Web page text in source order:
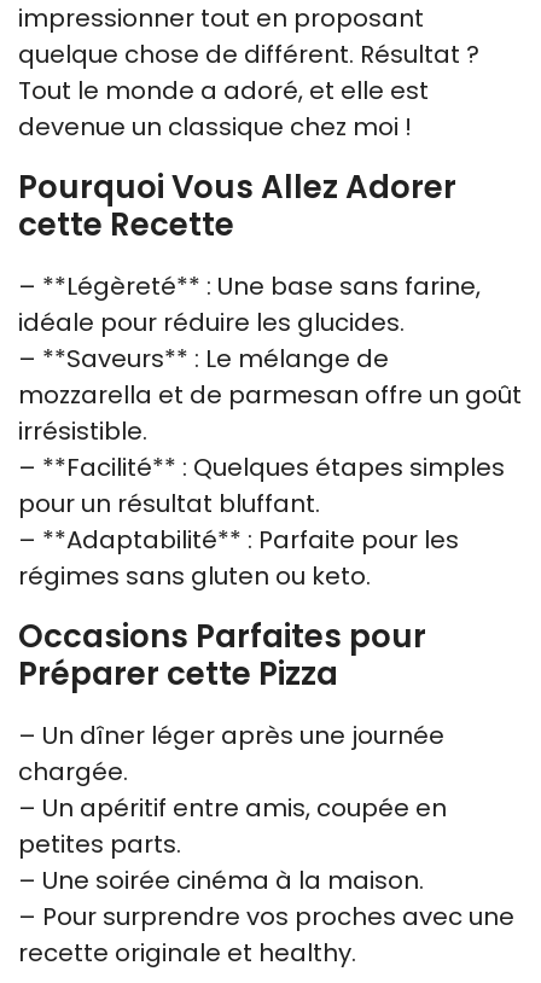
impressionner tout en proposant
quelque chose de différent. Résultat ?
Tout le monde a adoré, et elle est
devenue un classique chez moi !
Pourquoi Vous Allez Adorer
cette Recette
– **Légèreté** : Une base sans farine,
idéale pour réduire les glucides.
– **Saveurs** : Le mélange de
mozzarella et de parmesan offre un goût
irrésistible.
– **Facilité** : Quelques étapes simples
pour un résultat bluffant.
– **Adaptabilité** : Parfaite pour les
régimes sans gluten ou keto.
Occasions Parfaites pour
Préparer cette Pizza
– Un dîner léger après une journée
chargée.
– Un apéritif entre amis, coupée en
petites parts.
– Une soirée cinéma à la maison.
– Pour surprendre vos proches avec une
recette originale et healthy.